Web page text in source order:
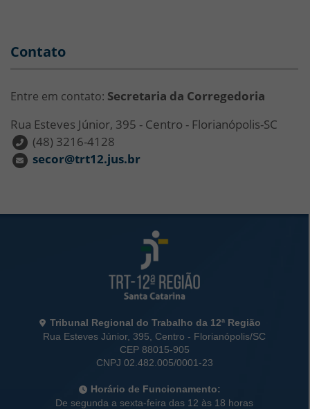
Contato
Entre em contato: Secretaria da Corregedoria
Rua Esteves Júnior, 395 - Centro - Florianópolis-SC
(48) 3216-4128
secor@trt12.jus.br
Informações de Contato
Tribunal Regional do Trabalho da 12ª Região
Rua Esteves Júnior, 395, Centro - Florianópolis/SC
CEP 88015-905
CNPJ 02.482.005/0001-23
Horário de Funcionamento:
De segunda a sexta-feira das 12 às 18 horas